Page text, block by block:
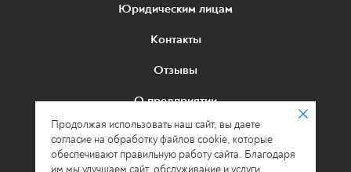
Юридическим лицам
Контакты
Отзывы
О предприятии
Политика в отношении обработки
персональных данных
Продолжая использовать наш сайт, вы даете
согласие на обработку файлов cookie, которые
обеспечивают правильную работу сайта. Благодаря
им мы улучшаем сайт, обслуживание и услуги.